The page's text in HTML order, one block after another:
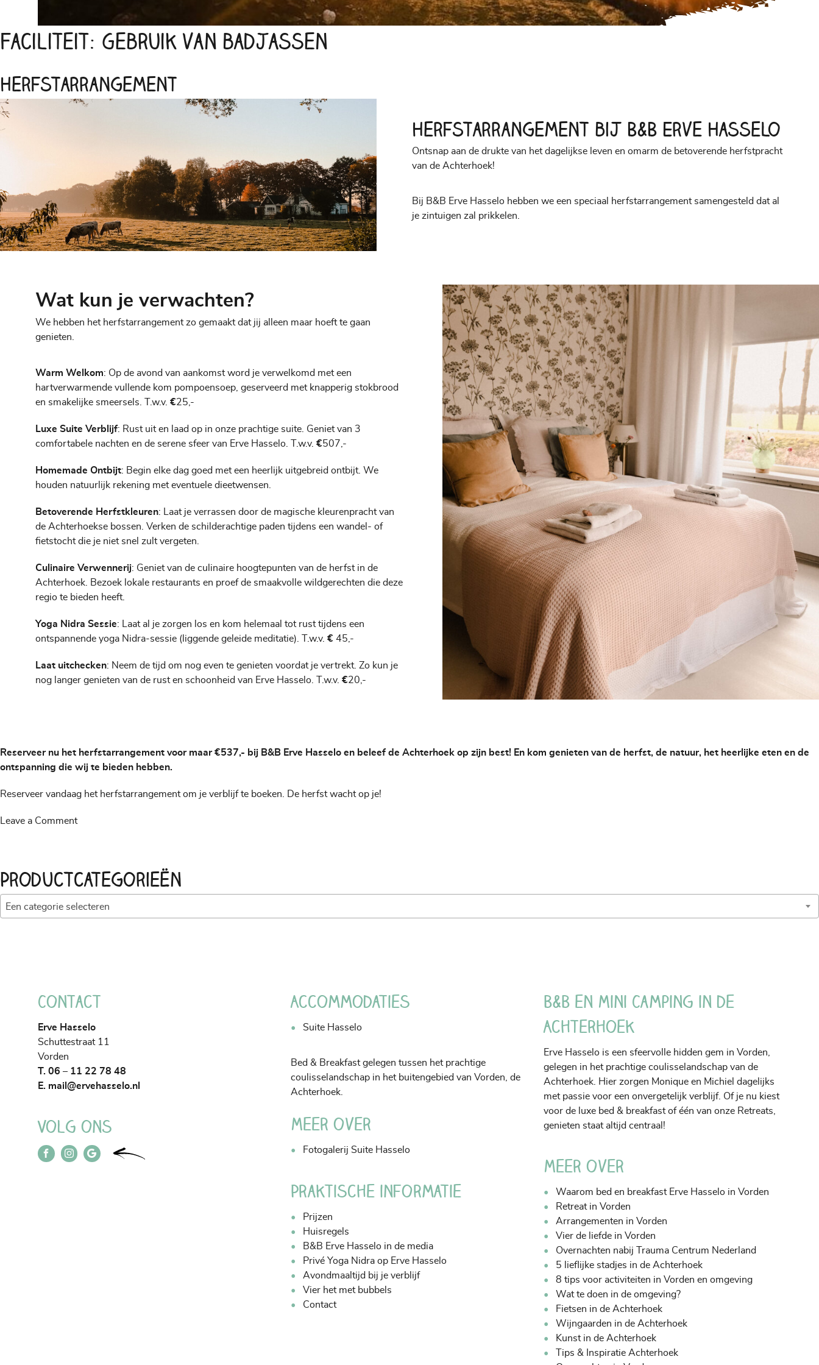
Faciliteit: Gebruik van badjassen
Herfstarrangement
Herfstarrangement bij B&B Erve Hasselo
Ontsnap aan de drukte van het dagelijkse leven en omarm de betoverende herfstpracht
van de Achterhoek!
Bij B&B Erve Hasselo hebben we een speciaal herfstarrangement samengesteld dat al
je zintuigen zal prikkelen.
Wat kun je verwachten?
We hebben het herfstarrangement zo gemaakt dat jij alleen maar hoeft te gaan
genieten.
Warm Welkom: Op de avond van aankomst word je verwelkomd met een
hartverwarmende vullende kom pompoensoep, geserveerd met knapperig stokbrood
en smakelijke smeersels. T.w.v.€25,-
LuxeSuiteVerblijf: Rust uit en laad op in onze prachtige suite. Geniet van 3
comfortabele nachten en de serene sfeer van Erve Hasselo. T.w.v.€507,-
Homemade Ontbijt: Begin elke dag goed met een heerlijk uitgebreid ontbijt. We
houden natuurlijk rekening met eventuele dieetwensen.
Betoverende Herfstkleuren: Laat je verrassen door de magische kleurenpracht van
de Achterhoekse bossen. Verken de schilderachtige paden tijdens een wandel- of
fietstocht die je niet snel zult vergeten.
Culinaire Verwennerij: Geniet van de culinaire hoogtepunten van de herfst in de
Achterhoek. Bezoek lokale restaurants en proef de smaakvolle wildgerechten die deze
regio te bieden heeft.
Yoga Nidra Sessie: Laat al je zorgen los en kom helemaal tot rust tijdens een
ontspannende yoga Nidra-sessie (liggende geleide meditatie). T.w.v.€ 45,-
Laat uitchecken: Neem de tijd om nog even te genieten voordat je vertrekt. Zo kun je
nog langer genieten van de rust en schoonheid van Erve Hasselo. T.w.v.€20,-
Reserveer nu het herfstarrangement voor maar €537,- bij B&B Erve Hasselo en beleef de Achterhoek op zijn best! En kom genieten van de herfst, de natuur, het heerlijke eten en de
ontspanning die wij te bieden hebben.
Reserveer vandaag het herfstarrangement om je verblijf te boeken. De herfst wacht op je!
Leave a Commenton
Productcategorieën
Een categorie selecteren
Contact
Erve Hasselo
Schuttestraat 11
Vorden
T. 06 – 11 22 78 48
E. mail@ervehasselo.nl
Volg ons
Accommodaties
Suite Hasselo
Bed & Breakfast gelegen tussen het prachtige
coulisselandschap in het buitengebied van Vorden, de
Achterhoek.
Meer over
Fotogalerij Suite Hasselo
Praktische informatie
Prijzen
Huisregels
B&B Erve Hasselo in de media
Privé Yoga Nidra op Erve Hasselo
Avondmaaltijd bij je verblijf
Vier het met bubbels
Contact
B&B en Mini Camping in de
Achterhoek
Erve Hasselo is een sfeervolle hidden gem in Vorden,
gelegen in het prachtige coulisselandschap van de
Achterhoek. Hier zorgen Monique en Michiel dagelijks
met passie voor een onvergetelijk verblijf. Of je nu kiest
voor de luxe bed & breakfast of één van onze Retreats,
genieten staat altijd centraal!
Meer over
Waarom bed en breakfast Erve Hasselo in Vorden
Retreat in Vorden
Arrangementen in Vorden
Vier de liefde in Vorden
Overnachten nabij Trauma Centrum Nederland
5 lieflijke stadjes in de Achterhoek
8 tips voor activiteiten in Vorden en omgeving
Wat te doen in de omgeving?
Fietsen in de Achterhoek
Wijngaarden in de Achterhoek
Kunst in de Achterhoek
Tips & Inspiratie Achterhoek